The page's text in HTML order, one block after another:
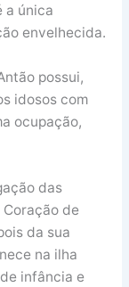
a única
envelhecida.
possui,
idosos com
ocupação,
das
de
da sua
na ilha
infância e